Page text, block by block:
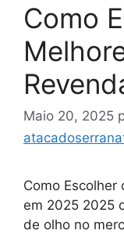
Como
Maio 20, 2025
Como Escolher
em 2025 2025
de olho no